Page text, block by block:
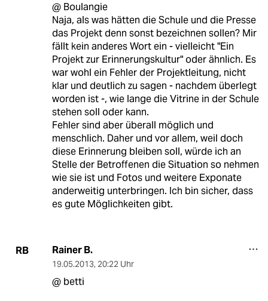
@ Boulangie
Naja, als was hätten die Schule und die Presse
das Projekt denn sonst bezeichnen sollen? Mir
fällt kein anderes Wort ein - vielleicht "Ein
Projekt zur Erinnerungskultur" oder ähnlich. Es
war wohl ein Fehler der Projektleitung, nicht
klar und deutlich zu sagen - nachdem überlegt
worden ist -, wie lange die Vitrine in der Schule
stehen soll oder kann.
Fehler sind aber überall möglich und
menschlich. Daher und vor allem, weil doch
diese Erinnerung bleiben soll, würde ich an
Stelle der Betroffenen die Situation so nehmen
wie sie ist und Fotos und weitere Exponate
anderweitig unterbringen. Ich bin sicher, dass
es gute Möglichkeiten gibt.
RB Rainer B.
19.05.2013, 20:22 Uhr
@ betti